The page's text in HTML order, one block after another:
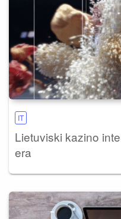
IT
Lietuviski kazino
era